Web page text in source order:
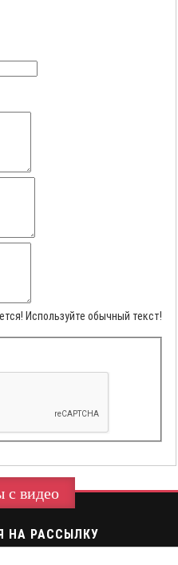
Используйте обычный текст!
видео
НА РАССЫЛКУ